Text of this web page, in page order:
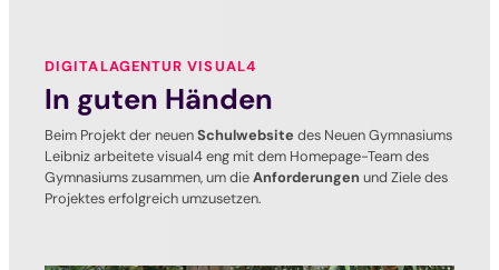
DIGITALAGENTUR VISUAL4
In guten Händen
Beim Projekt der neuenSchulwebsite des Neuen Gymnasiums
Leibniz arbeitete visual4 eng mit dem Homepage-Team des
Gymnasiums zusammen, um dieAnforderungen und Ziele des
Projektes erfolgreich umzusetzen.